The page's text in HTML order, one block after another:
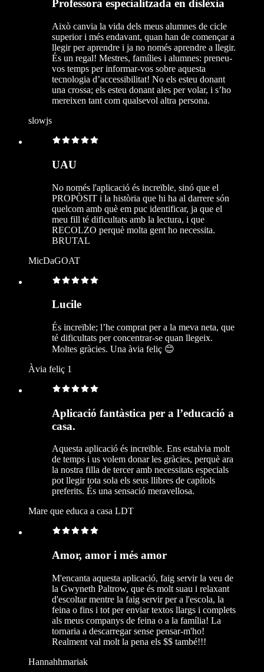
Professora especialitzada en dislèxia
Això canvia la vida dels meus alumnes de cicle
superior i més endavant, quan han de començar a
llegir per aprendre i ja no només aprendre a llegir.
És un regal! Mestres, famílies i alumnes: preneu-
vos temps per informar-vos sobre aquesta
tecnologia d’accessibilitat! No els esteu donant
una crossa; els esteu donant ales per volar, i s’ho
mereixen tant com qualsevol altra persona.
slowjs
UAU
No només l'aplicació és increïble, sinó que el
PROPÒSIT i la història que hi ha al darrere són
quelcom amb què em puc identificar, ja que el
meu fill té dificultats amb la lectura, i que
RECOLZO perquè molta gent ho necessita.
BRUTAL
MicDaGOAT
Lucile
És increïble; l’he comprat per a la meva neta, que
té dificultats per concentrar-se quan llegeix.
Moltes gràcies. Una àvia feliç 😊
Àvia feliç 1
Aplicació fantàstica per a l’educació a
casa.
Aquesta aplicació és increïble. Ens estalvia molt
de temps i us volem donar les gràcies, perquè ara
la nostra filla de tercer amb necessitats especials
pot llegir tota sola els seus llibres de capítols
preferits. És una sensació meravellosa.
Mare que educa a casa LDT
Amor, amor i més amor
M'encanta aquesta aplicació, faig servir la veu de
la Gwyneth Paltrow, que és molt suau i relaxant
d'escoltar mentre la faig servir per a l'escola, la
feina o fins i tot per enviar textos llargs i complets
als meus companys de feina o a la família! La
tornaria a descarregar sense pensar-m'ho!
Realment val molt la pena els $$ també!!!
Hannahhmariak